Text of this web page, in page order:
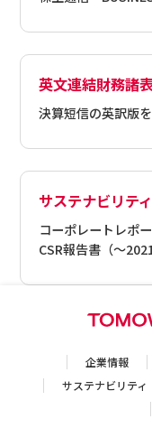
英文連結財務諸
決算短信の英訳版
サステナビリテ
コーポレートレポ
CSR報告書（～
企業情報
サステナビリティ